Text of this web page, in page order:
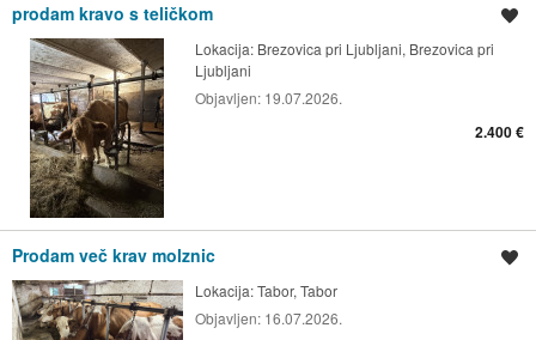
prodam kravo s teličkom
Lokacija: Brezovica pri Ljubljani, Brezovica pri
Ljubljani
Objavljen: 19.07.2026.
2.400 €
Prodam več krav molznic
Lokacija:Tabor, Tabor
Objavljen: 16.07.2026.